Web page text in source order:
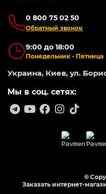
0 800 75 02 50
Обратный звонок
9:00 до 18:00
Понедельник - Пятница
Украина, Киев, ул.
Мы в соц. сетях:
©
Заказать интернет-